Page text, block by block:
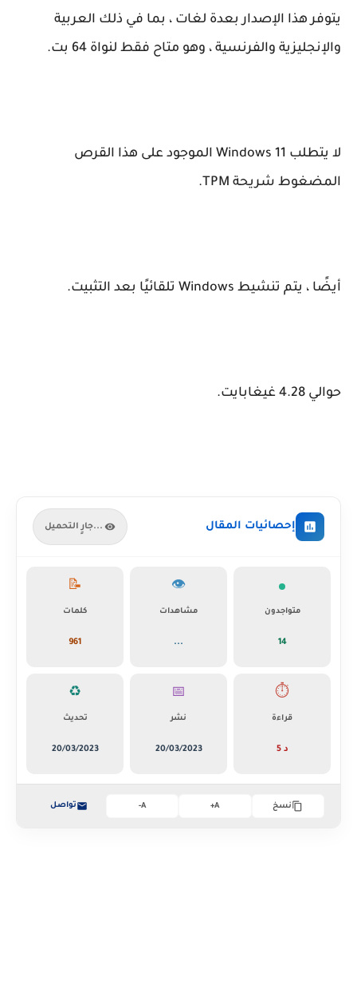
يتوفر هذا الإصدار بعدة لغات ، بما في ذلك العربية
والإنجليزية والفرنسية ، وهو متاح فقط لنواة 64 بت.
لا يتطلب Windows 11 الموجود على هذا القرص
المضغوط شريحة TPM.
أيضًا ، يتم تنشيط Windows تلقائيًا بعد التثبيت.
حوالي 4.28 غيغابايت.
إحصائيات المقال جارٍ التحميل...
متواجدون
14
👁️
مشاهدات
...
📝
كلمات
961
⏱️
قراءة
5 د
📅
نشر
20/03/2023
♻️
تحديث
20/03/2023
نسخ A+
A- تواصل